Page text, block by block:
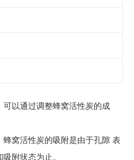
以通过调整蜂窝活性炭的成
窝活性炭的吸附是由于孔隙 表
附状态为止。